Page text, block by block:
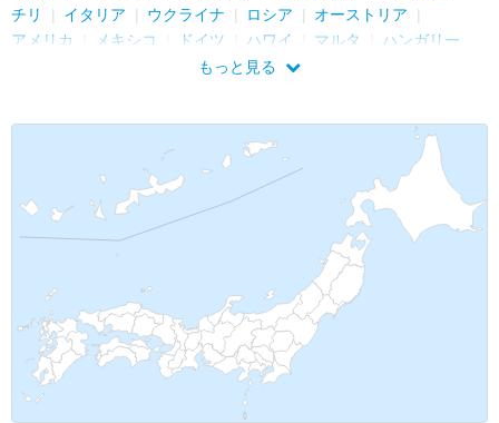
チリ
イタリア ウクライナ ロシア
オーストリア
アメリカ
メキシコ ドイツ ハワイ マルタ
ハンガリー
もっと見る